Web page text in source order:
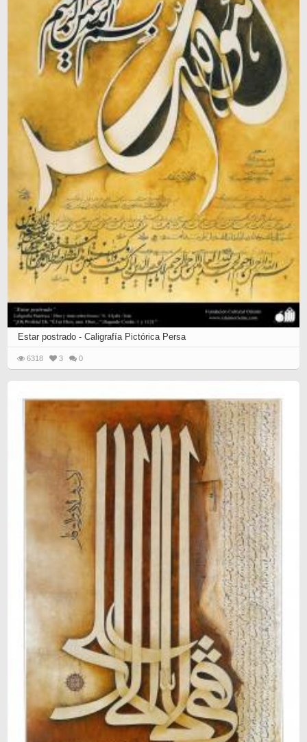
Estar postrado - Caligrafía Pictórica Persa
6318 3 0